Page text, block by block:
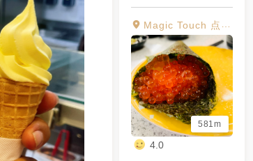
Magic Touch 点爭鮮 青埔新光店
581m
4.0